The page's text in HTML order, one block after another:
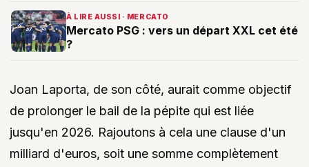
À LIRE AUSSI · MERCATO
Mercato PSG : vers un départ XXL cet été
?
Joan Laporta, de son côté, aurait comme objectif
de prolonger le bail de la pépite qui est liée
jusqu'en 2026. Rajoutons à cela une clause d'un
milliard d'euros, soit une somme complètement